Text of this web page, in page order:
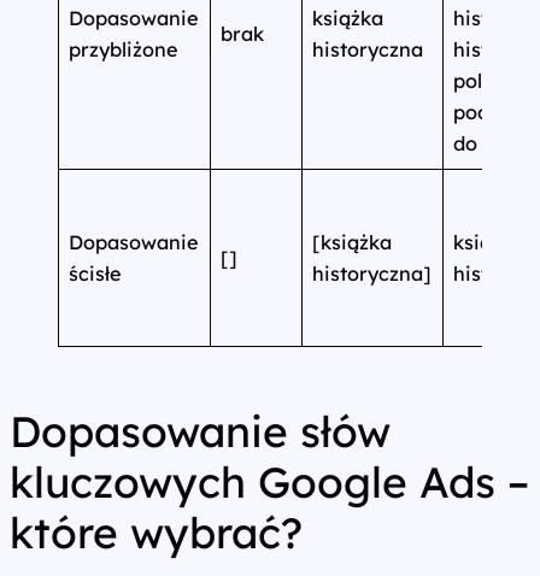
Dopasowanie
przybliżone
brak
książka
historyczna
historia
polski,
do
Dopasowanie
ścisłe
[]
[książka
historyczna]
książka
Dopasowanie słów
kluczowych Google Ads –
które wybrać?